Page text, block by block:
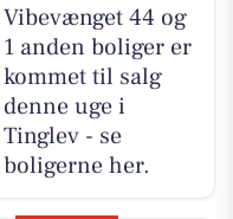
Vibevænget 44 og
1 anden boliger er
kommet til salg
denne uge i
Tinglev - se
boligerne her.